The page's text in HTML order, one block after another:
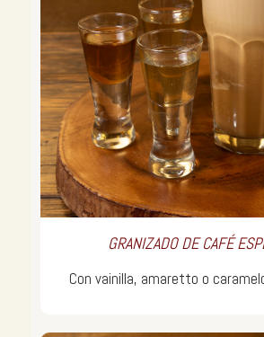
GRANIZADO DE CAFÉ
Con vainilla, amaretto o